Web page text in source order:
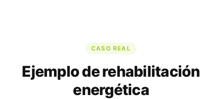
CASO REAL
Ejemplo de rehabilitación
energética